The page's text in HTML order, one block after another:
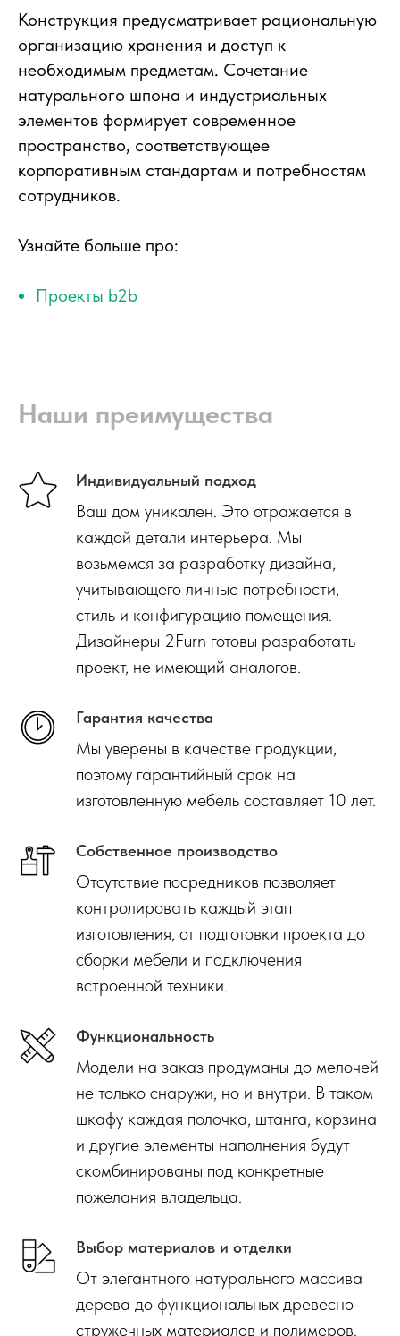
Конструкция предусматривает рациональную
организацию хранения и доступ к
необходимым предметам. Сочетание
натурального шпона и индустриальных
элементов формирует современное
пространство, соответствующее
корпоративным стандартам и потребностям
сотрудников.
Узнайте больше про:
Проекты b2b
Наши преимущества
Индивидуальный подход
Ваш дом уникален. Это отражается в
каждой детали интерьера. Мы
возьмемся за разработку дизайна,
учитывающего личные потребности,
стиль и конфигурацию помещения.
Дизайнеры 2Furn готовы разработать
проект, не имеющий аналогов.
Гарантия качества
Мы уверены в качестве продукции,
поэтому гарантийный срок на
изготовленную мебель составляет 10 лет.
Собственное производство
Отсутствие посредников позволяет
контролировать каждый этап
изготовления, от подготовки проекта до
сборки мебели и подключения
встроенной техники.
Функциональность
Модели на заказ продуманы до мелочей
не только снаружи, но и внутри. В таком
шкафу каждая полочка, штанга, корзина
и другие элементы наполнения будут
скомбинированы под конкретные
пожелания владельца.
Выбор материалов и отделки
От элегантного натурального массива
дерева до функциональных древесно-
стружечных материалов и полимеров.